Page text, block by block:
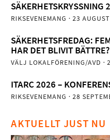
SÄKERHETSKRYSSNING
RIKSEVENEMANG · 23
SÄKERHETSFREDAG:
HAR DET BLIVIT BÄTTRE?
VÄLJ LOKALFÖRENING/AVD ·
ITARC 2026 –
RIKSEVENEMANG · 28
AKTUELLT JUST NU